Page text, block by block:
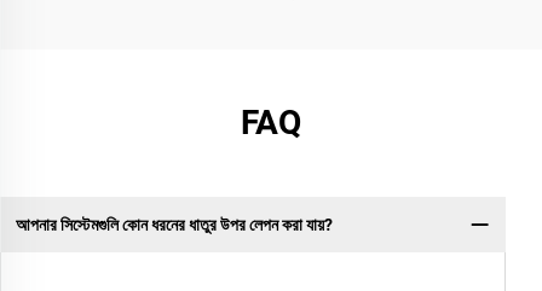
FAQ
আপনার সিস্টেমগুলি কোন ধরনের ধাতুর উপর লেপন করা যায়?